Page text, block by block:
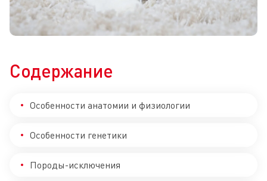
Содержание
Особенности анатомии и физиологии
Особенности генетики
Породы-исключения